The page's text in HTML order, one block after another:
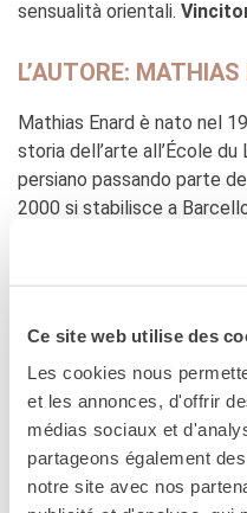
Ce site web utilise des
Les cookies nous
et les annonces, d'offrir
médias sociaux et
partageons également
notre site avec nos
Doppi titoli
ricerca
Programme
CHI SIAMO
Contatti
d'appalto e
Le
Come
I Vantaggi
I nostri
I contatti
sensualità orientali.
L’AUTORE: MATHIAS
Mathias Enard è nato nel
storia dell’arte all’École
persiano passando parte
2000 si stabilisce a
riviste culturali. Fra le sue
ricordiamo Breviario per
battaglie, di re e di elefanti,
al Man Booker
Strega Europeo.
LA TRADUTTRICE:
Yasmina Mélaouah è nata